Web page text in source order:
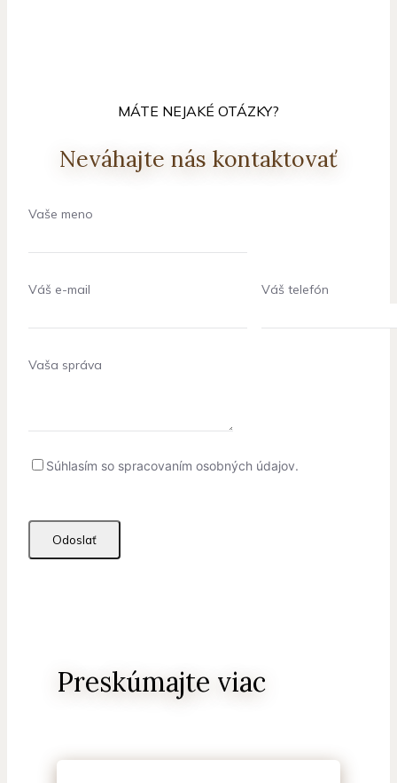
MÁTE NEJAKÉ OTÁZKY?
Neváhajte nás kontaktovať
Vaše meno
Váš e-mail Váš telefón
Vaša správa
Súhlasím so spracovaním osobných údajov.
Odoslať
Preskúmajte viac